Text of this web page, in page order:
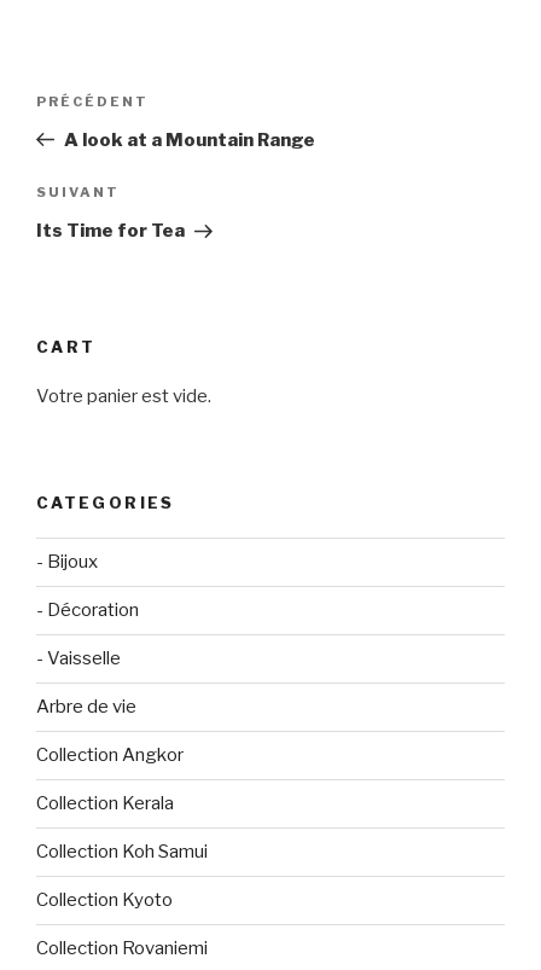
Navigation
l’article
Article
précédent
PRÉCÉDENT
A look at a Mountain Range
Article
suivant
SUIVANT
Its Time for Tea
CART
Votre panier est vide.
CATEGORIES
- Bijoux
- Décoration
- Vaisselle
Arbre de vie
Collection Angkor
Collection Kerala
Collection Koh Samui
Collection Kyoto
Collection Rovaniemi